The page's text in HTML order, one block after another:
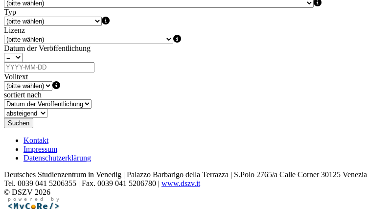
Typ
Lizenz
Datum der Veröffentlichung
Volltext
sortiert nach
Suchen
Kontakt
Impressum
Datenschutzerklärung
Deutsches Studienzentrum in Venedig | Palazzo Barbarigo della Terrazza | S.Polo 2765/a Calle Corner 30125 Venezia
Tel. 0039 041 5206355 | Fax. 0039 041 5206780 | www.dszv.it
© DSZV 2026